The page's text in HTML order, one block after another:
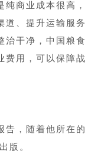
商业成本很高，
道、提升运输服务
治干净，中国粮食
费用，可以保障战
告，随着他所在的
版。